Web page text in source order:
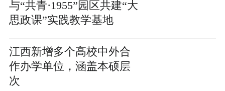
与“共青·1955”园区共建“大
思政课”实践教学基地
江西新增多个高校中外合
作办学单位，涵盖本硕层
次